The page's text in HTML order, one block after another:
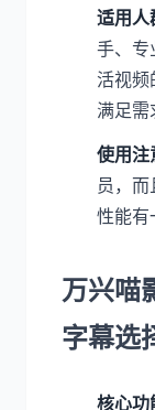
适用人
手、专
活视
满足需
使用注
员，
性能有
万兴喵
字幕选
核心功